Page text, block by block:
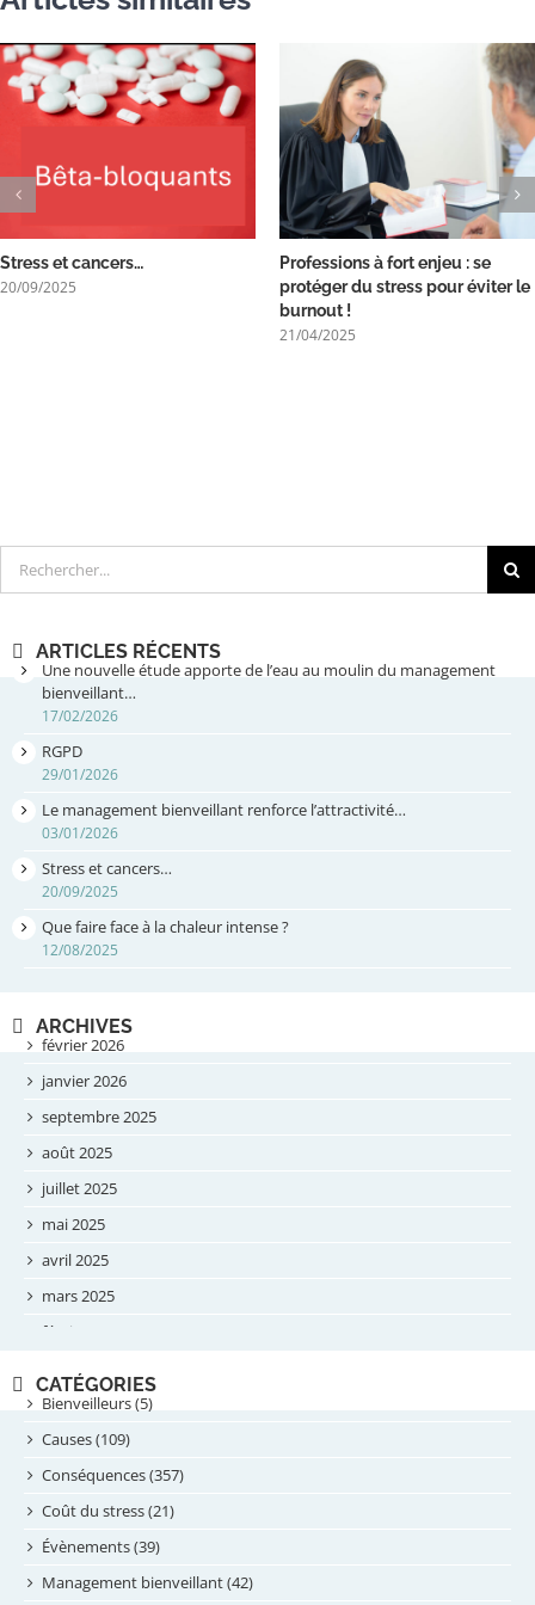
Stress et cancers…
20/09/2025
Professions à fort enjeu : se
protéger du stress pour éviter le
burnout !
21/04/2025
Rechercher
ARTICLES RÉCENTS
Une nouvelle étude apporte de l’eau au moulin du management
bienveillant…
17/02/2026
RGPD
29/01/2026
Le management bienveillant renforce l’attractivité…
03/01/2026
Stress et cancers…
20/09/2025
Que faire face à la chaleur intense ?
12/08/2025
ARCHIVES
février 2026
janvier 2026
septembre 2025
août 2025
juillet 2025
mai 2025
avril 2025
mars 2025
février 2025
septembre 2024
août 2024
juillet 2024
juin 2024
mai 2024
avril 2024
CATÉGORIES
Bienveilleurs (5)
Causes (109)
Conséquences (357)
Coût du stress (21)
Évènements (39)
Management bienveillant (42)